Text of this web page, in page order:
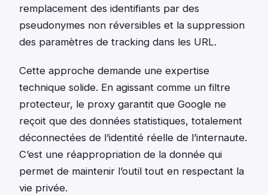
remplacement des identifiants par des
pseudonymes non réversibles et la suppression
des paramètres de tracking dans les URL.
Cette approche demande une expertise
technique solide. En agissant comme un filtre
protecteur, le proxy garantit que Google ne
reçoit que des données statistiques, totalement
déconnectées de l’identité réelle de l’internaute.
C’est une réappropriation de la donnée qui
permet de maintenir l’outil tout en respectant la
vie privée.